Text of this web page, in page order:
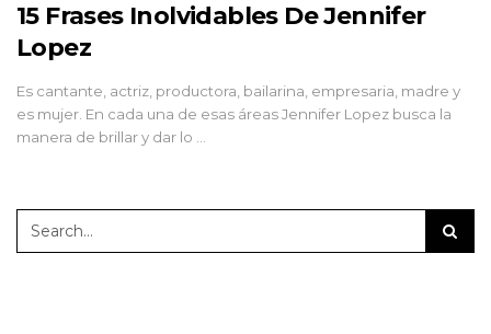
15 Frases Inolvidables De Jennifer
Lopez
Es cantante, actriz, productora, bailarina, empresaria, madre y
es mujer. En cada una de esas áreas Jennifer Lopez busca la
manera de brillar y dar lo …